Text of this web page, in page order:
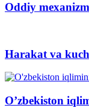
Oddiy
Harakat va
O’zbekiston